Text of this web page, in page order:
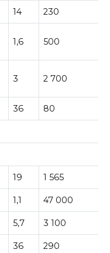
14 230
1,6 500
3 2 700
36 80
19 1 565
1,1 47 000
5,7 3 100
36 290